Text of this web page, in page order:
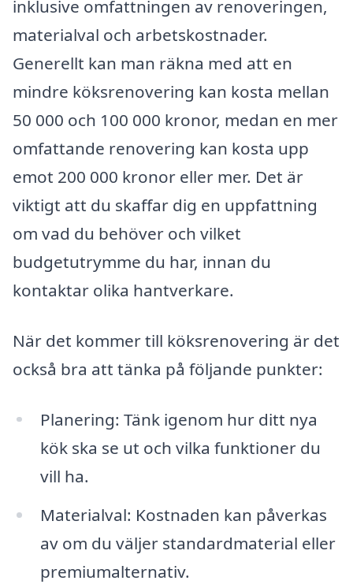
inklusive omfattningen av renoveringen,
materialval och arbetskostnader.
Generellt kan man räkna med att en
mindre köksrenovering kan kosta mellan
50 000 och 100 000 kronor, medan en mer
omfattande renovering kan kosta upp
emot 200 000 kronor eller mer. Det är
viktigt att du skaffar dig en uppfattning
om vad du behöver och vilket
budgetutrymme du har, innan du
kontaktar olika hantverkare.
När det kommer till köksrenovering är det
också bra att tänka på följande punkter:
Planering: Tänk igenom hur ditt nya
kök ska se ut och vilka funktioner du
vill ha.
Materialval: Kostnaden kan påverkas
av om du väljer standardmaterial eller
premiumalternativ.